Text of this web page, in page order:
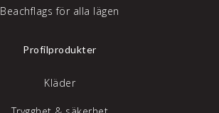
Beachflags för alla lägen
Profilprodukter
Kläder